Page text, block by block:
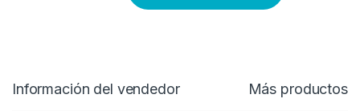
Información del vendedor Más productos